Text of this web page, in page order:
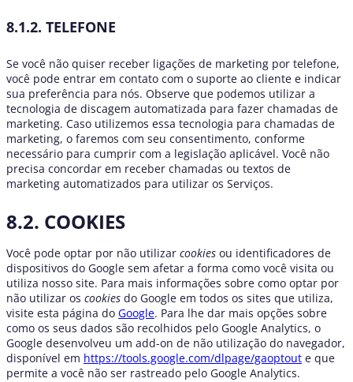
8.1.2. TELEFONE
Se você não quiser receber ligações de marketing por telefone,
você pode entrar em contato com o suporte ao cliente e indicar
sua preferência para nós. Observe que podemos utilizar a
tecnologia de discagem automatizada para fazer chamadas de
marketing. Caso utilizemos essa tecnologia para chamadas de
marketing, o faremos com seu consentimento, conforme
necessário para cumprir com a legislação aplicável. Você não
precisa concordar em receber chamadas ou textos de
marketing automatizados para utilizar os Serviços.
8.2. COOKIES
Você pode optar por não utilizar cookies ou identificadores de
dispositivos do Google sem afetar a forma como você visita ou
utiliza nosso site. Para mais informações sobre como optar por
não utilizar os cookies do Google em todos os sites que utiliza,
visite esta página do Google. Para lhe dar mais opções sobre
como os seus dados são recolhidos pelo Google Analytics, o
Google desenvolveu um add-on de não utilização do navegador,
disponível em https://tools.google.com/dlpage/gaoptout e que
permite a você não ser rastreado pelo Google Analytics.